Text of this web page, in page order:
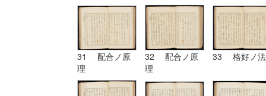
31 配合ノ原
理
32 配合ノ原
理
33 格好ノ法